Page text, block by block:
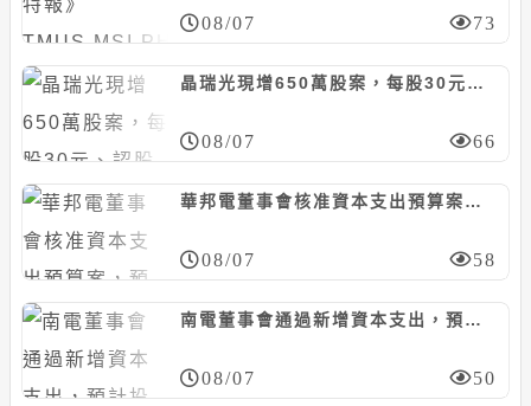
08/07 73
晶瑞光現增650萬股案，每股30元、認股基準日8/29
08/07 66
華邦電董事會核准資本支出預算案，預計投資約130.74億元
08/07 58
南電董事會通過新增資本支出，預計投資468億元
08/07 50